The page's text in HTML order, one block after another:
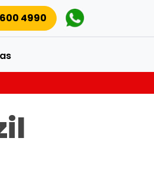
4990